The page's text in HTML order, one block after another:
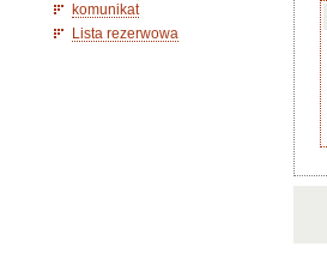
komunikat
Lista rezerwowa